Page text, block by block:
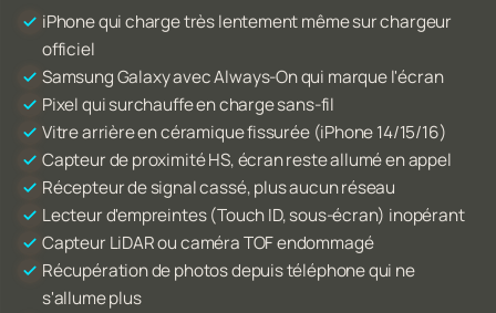
iPhone qui charge très lentement même sur chargeur
officiel
Samsung Galaxy avec Always-On qui marque l'écran
Pixel qui surchauffe en charge sans-fil
Vitre arrière en céramique fissurée (iPhone 14/15/16)
Capteur de proximité HS, écran reste allumé en appel
Récepteur de signal cassé, plus aucun réseau
Lecteur d'empreintes (Touch ID, sous-écran) inopérant
Capteur LiDAR ou caméra TOF endommagé
Récupération de photos depuis téléphone qui ne
s'allume plus